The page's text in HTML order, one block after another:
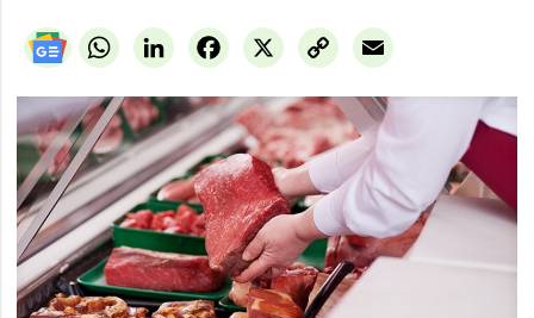
WhatsAppLinkedIn X
Facebook
Copy
Link
Email